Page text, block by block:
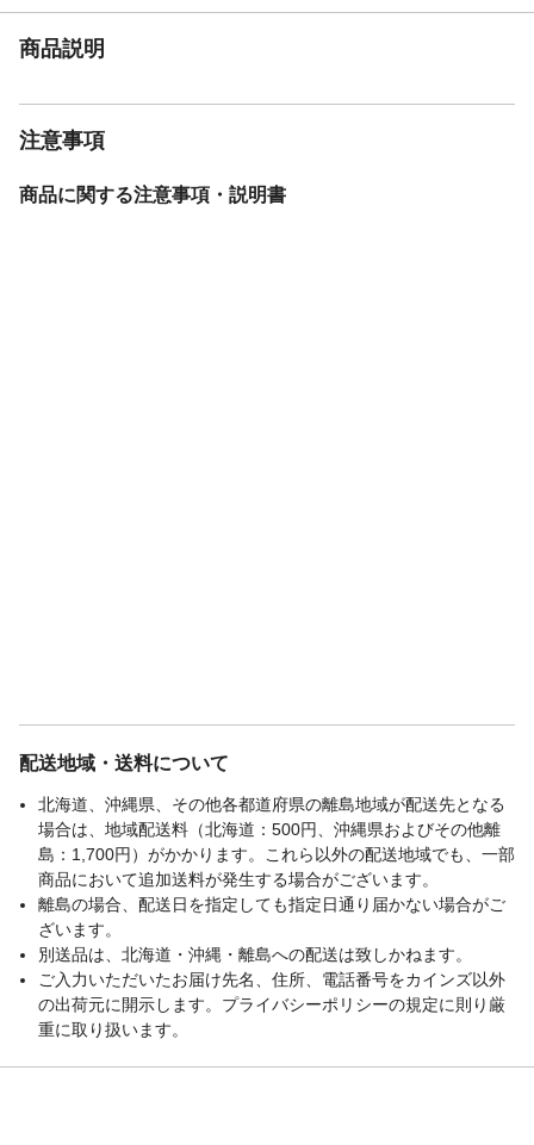
等関係指導機関の指導を受ける事をおすす
農薬の種類
除草剤
農林水産省登録番号
商品説明
注意事項
商品に関する注意事項・説明書
配送地域・送料について
北海道、沖縄県、その他各都道府県の離島地域が配送先となる
場合は、地域配送料（北海道：500円、沖縄県およびその他離
島：1,700円）がかかります。これら以外の配送地域でも、一部
商品において追加送料が発生する場合がございます。
離島の場合、配送日を指定しても指定日通り届かない場合がご
ざいます。
別送品は、北海道・沖縄・離島への配送は致しかねます。
ご入力いただいたお届け先名、住所、電話番号をカインズ以外
の出荷元に開示します。プライバシーポリシーの規定に則り厳
重に取り扱います。